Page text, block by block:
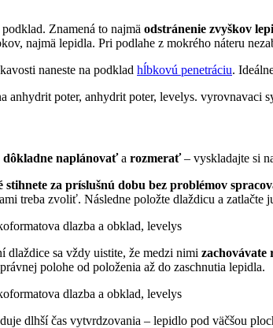
Znamená to najmä odstránenie zvyškov
najmä lepidla. Pri podlahe z mokrého náteru
naneste na podklad hĺbkovú penetráciu.
dôkladne naplánovaťa rozmerať– vyskladajte si
stihnete za príslušnú dobu bez problémov
treba zvoliť. Následne položte dlaždicu a
dlaždice sa vždy uistite, že medzi nimi zachovávate
polohe od položenia až do zaschnutia lepidla.
dlhší čas vytvrdzovania – lepidlo pod väčšou